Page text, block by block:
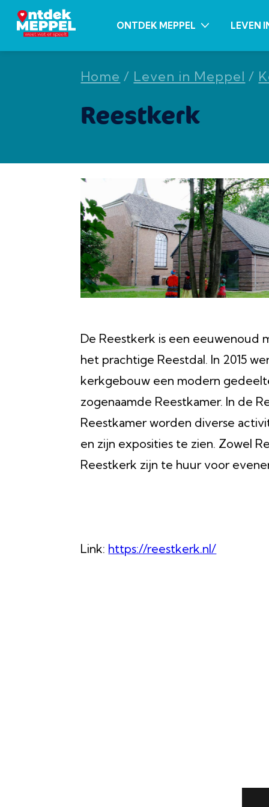
ONTDEK MEPPEL LEVEN
Home / Leven in Meppel /
Reestkerk
De Reestkerk is een eeuwenoud
het prachtige Reestdal. In 2015
kerkgebouw een modern
zogenaamde Reestkamer. In de
Reestkamer worden diverse
en zijn exposities te zien. Zowel
Reestkerk zijn te huur voor
Link: https://reestkerk.nl/